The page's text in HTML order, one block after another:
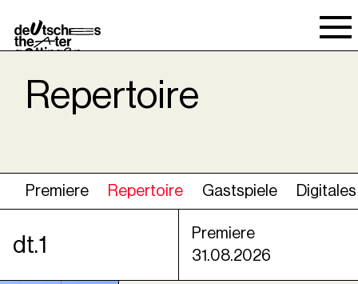
Spielraum
Repertoire
Premiere Repertoire Gastspiele Digitales
dt.1
Premiere
31.08.2026